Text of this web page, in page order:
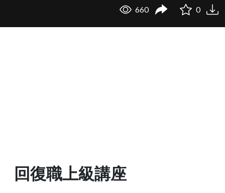
660 0
回復職上級講座